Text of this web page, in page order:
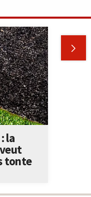

la
tonte